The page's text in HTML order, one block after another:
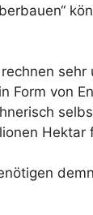
sehr
Form von
Hektar